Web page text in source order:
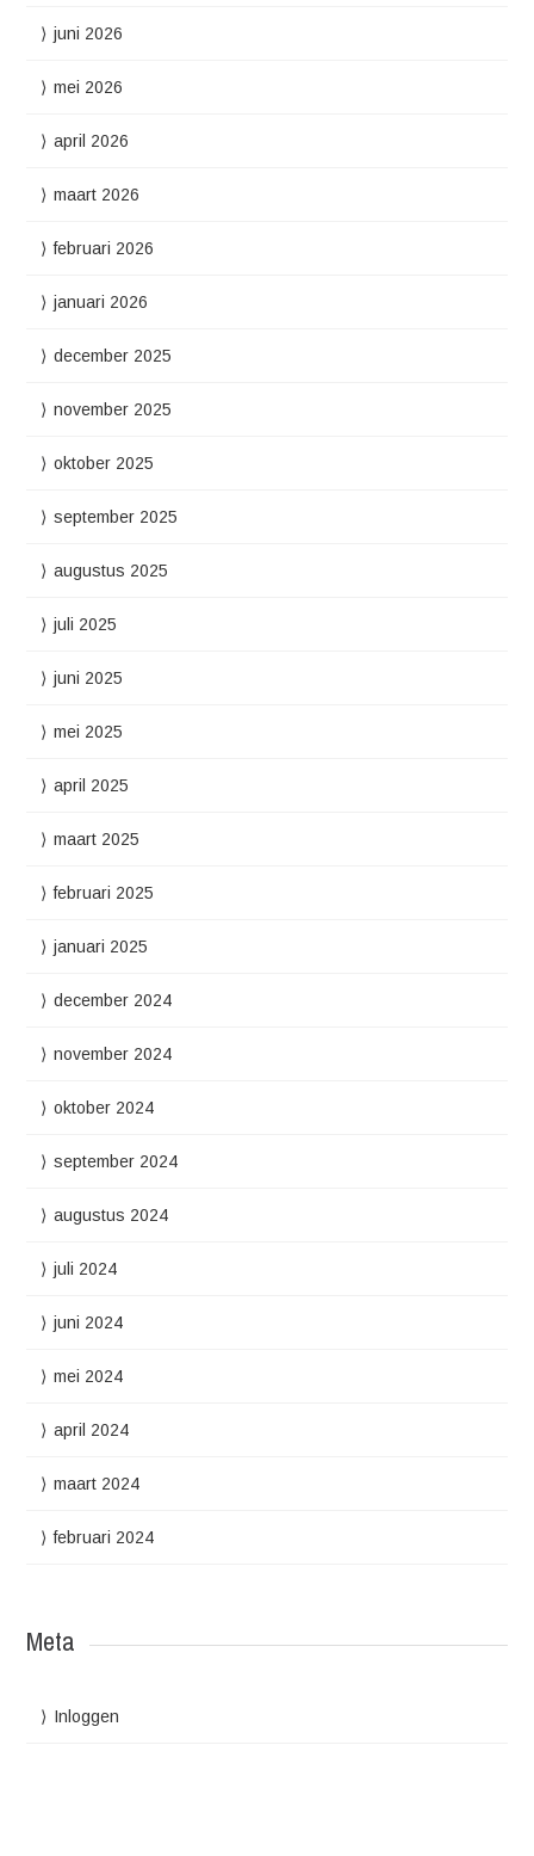
juni 2026
mei 2026
april 2026
maart 2026
februari 2026
januari 2026
december 2025
november 2025
oktober 2025
september 2025
augustus 2025
juli 2025
juni 2025
mei 2025
april 2025
maart 2025
februari 2025
januari 2025
december 2024
november 2024
oktober 2024
september 2024
augustus 2024
juli 2024
juni 2024
mei 2024
april 2024
maart 2024
februari 2024
Meta
Inloggen